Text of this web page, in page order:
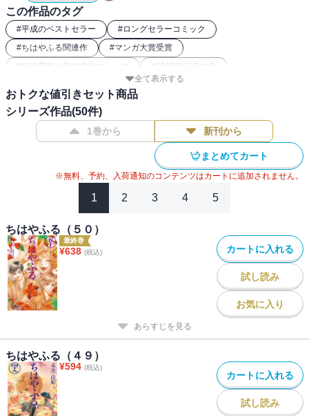
この作品のタグ
#平成のベストセラー #ロングセラーコミック
#ちはやふる関連作 #マンガ大賞受賞
# 伝統芸能と和の文化コミック #2025年ドラマ化
部活動コミック（文化部）
恋愛（女性コミック）
2018年映画化 #幼馴染（女性コミック） #スポーツ漫画
女子高生（女性コミック） #百人一首 #講談社漫画賞
全て表示する
おトクな値引きセット商品
シリーズ作品(50件)
1巻から 新刊から
まとめてカート
※無料、予約、入荷通知のコンテンツはカートに追加されません。
1 2 3 4 5
ちはやふる（５０）
最終巻
¥638 (税込) カートに入れる
試し読み
お気に入り
あらすじを見る
ちはやふる（４９）
¥594 (税込)
カートに入れる
試し読み